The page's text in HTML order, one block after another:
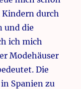
durch
und die
ich mich
Modehäuser
Die
Spanien zu